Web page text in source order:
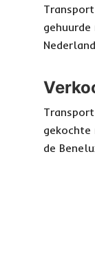
gehuurde
Nederland
gekochte
de